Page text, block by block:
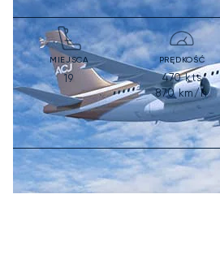
MIEJSCA
19
PRĘDKOŚĆ
470kts
870km/h